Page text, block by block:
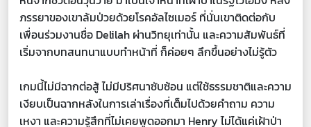
ภรรยาของเขาล้มป่วยด้วยโรคอัลไซเมอร์ ที่นั่นเขาติดต่อกับ
เพื่อนร่วมงานชื่อ Delilah ผ่านวิทยุเท่านั้น และความสัมพันธ์ที่
เริ่มจากบทสนทนาแบบทำหน้าที่ ก็ค่อยๆ ลึกขึ้นอย่างไม่รู้ตัว
เกมนี้ไม่มีฉากต่อสู้ ไม่มีปริศนาซับซ้อน แต่ใช้ธรรมชาติและความ
เงียบเป็นฉากหลังในการเล่าเรื่องที่เต็มไปด้วยคำถาม ความ
เหงา และความรู้สึกที่ไม่เคยพูดออกมา Henry ไม่ได้แค่เฝ้าป่า